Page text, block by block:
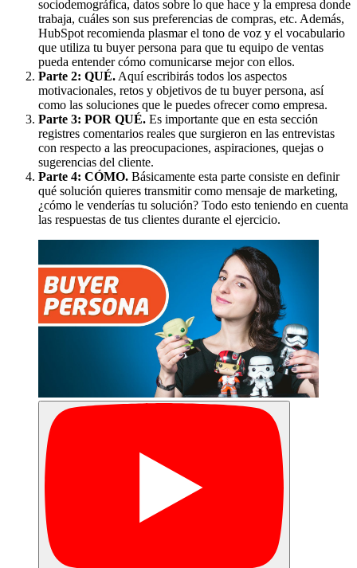
sociodemográfica, datos sobre lo que hace y la empresa donde
trabaja, cuáles son sus preferencias de compras, etc. Además,
HubSpot recomienda plasmar el tono de voz y el vocabulario
que utiliza tu buyer persona para que tu equipo de ventas
pueda entender cómo comunicarse mejor con ellos.
Parte 2: QUÉ. Aquí escribirás todos los aspectos
motivacionales, retos y objetivos de tu buyer persona, así
como las soluciones que le puedes ofrecer como empresa.
Parte 3: POR QUÉ. Es importante que en esta sección
registres comentarios reales que surgieron en las entrevistas
con respecto a las preocupaciones, aspiraciones, quejas o
sugerencias del cliente.
Parte 4: CÓMO. Básicamente esta parte consiste en definir
qué solución quieres transmitir como mensaje de marketing,
¿cómo le venderías tu solución? Todo esto teniendo en cuenta
las respuestas de tus clientes durante el ejercicio.